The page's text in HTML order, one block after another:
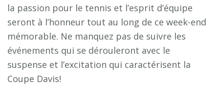
la passion pour le tennis et l’esprit d’équipe
seront à l’honneur tout au long de ce week-end
mémorable. Ne manquez pas de suivre les
événements qui se dérouleront avec le
suspense et l’excitation qui caractérisent la
Coupe Davis!